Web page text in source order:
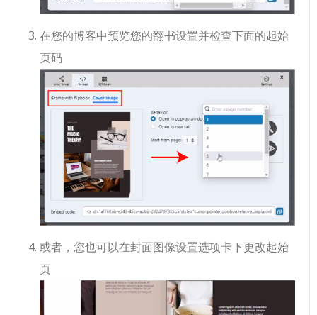
在您的博客中预览您的翻书设置并检查下面的起始
页码
或者，您也可以在封面图像设置选项卡下更改起始
页